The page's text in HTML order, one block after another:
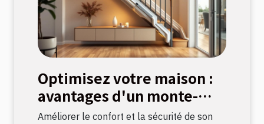
Optimisez votre maison :
avantages d'un monte-
escalier moderne
Améliorer le confort et la sécurité de son